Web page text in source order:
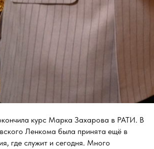
курс Марка Захарова в РАТИ. В
Ленкома была принята ещё в
где служит и сегодня. Много